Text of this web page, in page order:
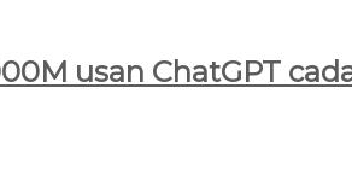
usan ChatGPT